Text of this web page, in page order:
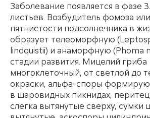
Заболевание появляется в фазе
листьев. Возбудитель фомоза
пятнистости подсолнечника в
образует телеоморфную
lindquistii) и анаморфную (Phoma
стадии развития. Мицелий гриба
многоклеточный, от светлой до
окраски, альфа-споры
в шаровидных пикнидах,
слегка вытянутые сверху, сумки